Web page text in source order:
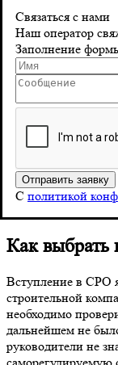
Связаться с нами
Наш оператор
Заполнение
С политикой
Контакты
Адрес
г. Санкт-
Телефон
8 (804) 555-10-39
Почта
Как
Вступление в СРО
строительной
необходимо
дальнейшем не
руководители не
саморегулируемую